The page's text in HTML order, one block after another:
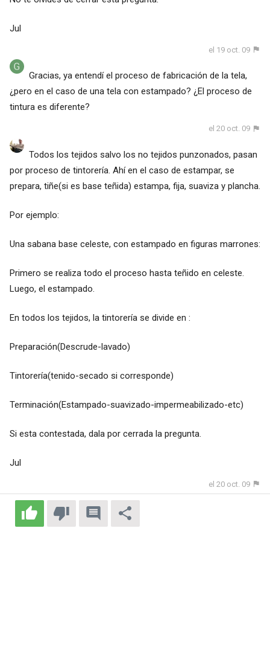
Jul
el 19 oct. 09
Gracias, ya entendí el proceso de fabricación de la tela,
¿pero en el caso de una tela con estampado? ¿El proceso de
tintura es diferente?
el 20 oct. 09
Todos los tejidos salvo los no tejidos punzonados, pasan
por proceso de tintorería. Ahí en el caso de estampar, se
prepara, tiñe(si es base teñida) estampa, fija, suaviza y plancha.
Por ejemplo:
Una sabana base celeste, con estampado en figuras marrones:
Primero se realiza todo el proceso hasta teñido en celeste.
Luego, el estampado.
En todos los tejidos, la tintorería se divide en :
Preparación(Descrude-lavado)
Tintorería(tenido-secado si corresponde)
Terminación(Estampado-suavizado-impermeabilizado-etc)
Si esta contestada, dala por cerrada la pregunta.
Jul
el 20 oct. 09